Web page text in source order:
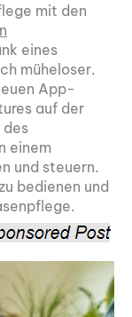
mit den
eines
müheloser.
App-
auf der
des
einem
und steuern.
bedienen und